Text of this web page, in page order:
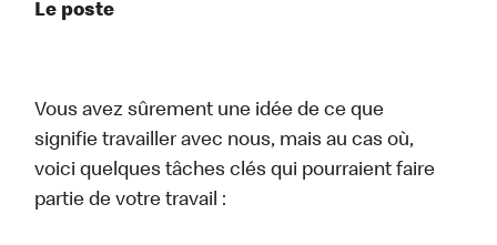
Le poste
Vous avez sûrement une idée de ce que
signifie travailler avec nous, mais au cas où,
voici quelques tâches clés qui pourraient faire
partie de votre travail :